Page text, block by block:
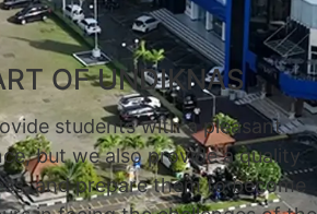
OF UNDIKNAS
students with a pleasant
but we also provide a quality
and prepare them to become